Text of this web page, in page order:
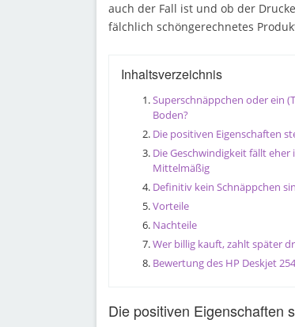
auch der Fall ist und ob der
fälchlich schöngerechnetes
Inhaltsverzeichnis
Superschnäppchen oder ein
Boden?
Die positiven Eigenschaften
Die Geschwindigkeit fällt eher
Mittelmäßig
Definitiv kein Schnäppchen
Vorteile
Nachteile
Wer billig kauft, zahlt später
Bewertung des HP Deskjet
Die positiven Eigenschaften